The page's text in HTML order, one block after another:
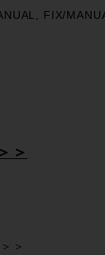
FIX/
＞
＞